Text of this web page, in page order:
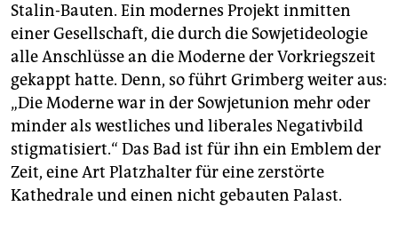
Stalin-Bauten. Ein modernes Projekt inmitten
einer Gesellschaft, die durch die Sowjetideologie
alle Anschlüsse an die Moderne der Vorkriegszeit
gekappt hatte. Denn, so führt Grimberg weiter aus:
„Die Moderne war in der Sowjetunion mehr oder
minder als westliches und liberales Negativbild
stigmatisiert.“ Das Bad ist für ihn ein Emblem der
Zeit, eine Art Platzhalter für eine zerstörte
Kathedrale und einen nicht gebauten Palast.